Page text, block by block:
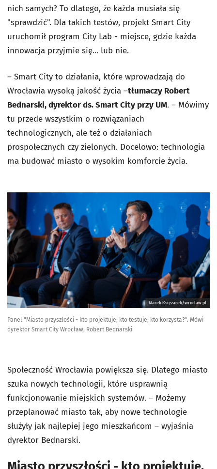
nich samych? To dlatego, że każda musiała się
"sprawdzić". Dla takich testów, projekt Smart City
uruchomił program City Lab - miejsce, gdzie każda
innowacja przyjmie się... lub nie.
– Smart City to działania, które wprowadzają do
Wrocławia wysoką jakość życia –tłumaczy Robert
Bednarski, dyrektor ds. Smart City przy UM. – Mówimy
tu przede wszystkim o rozwiązaniach
technologicznych, ale też o działaniach
prospołecznych czy zielonych. Docelowo: technologia
ma budować miasto o wysokim komforcie życia.
Marek Księżarek/wroclaw.pl
Panel "Miasto przyszłości - kto projektuje, kto testuje, kto korzysta?". Mówi
dyrektor Smart City Wrocław, Robert Bednarski
Społeczność Wrocławia powiększa się. Dlatego miasto
szuka nowych technologii, które usprawnią
funkcjonowanie miejskich systemów. – Możemy
przeplanować miasto tak, aby nowe technologie
służyły jak najlepiej jego mieszkańcom – wyjaśnia
dyrektor Bednarski.